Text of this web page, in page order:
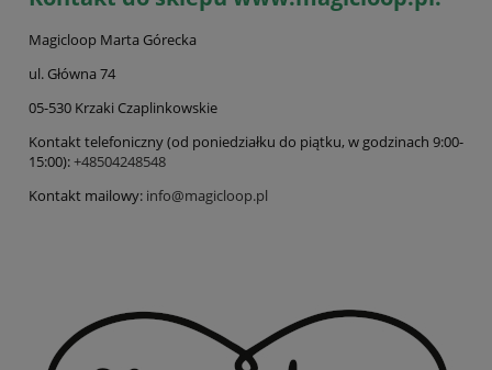
Magicloop Marta Górecka
ul. Główna 74
05-530 Krzaki Czaplinkowskie
Kontakt telefoniczny (od poniedziałku do piątku, w godzinach 9:00-
15:00):+48504248548
Kontakt mailowy: info@magicloop.pl